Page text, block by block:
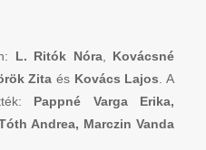
L. Ritók Nóra, Kovácsné
Zita és Kovács Lajos. A
Pappné Varga Erika,
Andrea, Marczin Vanda